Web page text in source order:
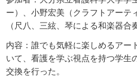
ー）、小野宏美（クラフトアーテ
（尺八、三絃、琴による和楽器合
内容：誰でも気軽に楽しめるアー
いて、看護を学ぶ視点を持つ学生
交換を行った。